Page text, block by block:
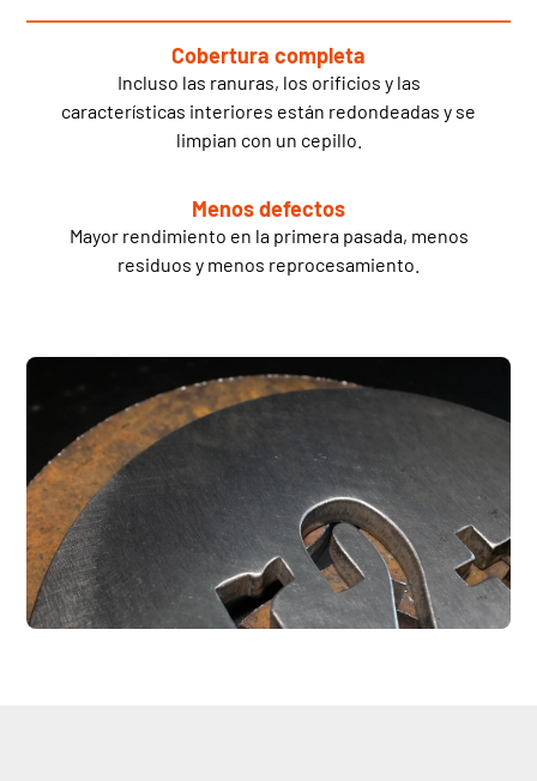
Cobertura completa
Incluso las ranuras, los orificios y las
características interiores están redondeadas y se
limpian con un cepillo.
Menos defectos
Mayor rendimiento en la primera pasada, menos
residuos y menos reprocesamiento.